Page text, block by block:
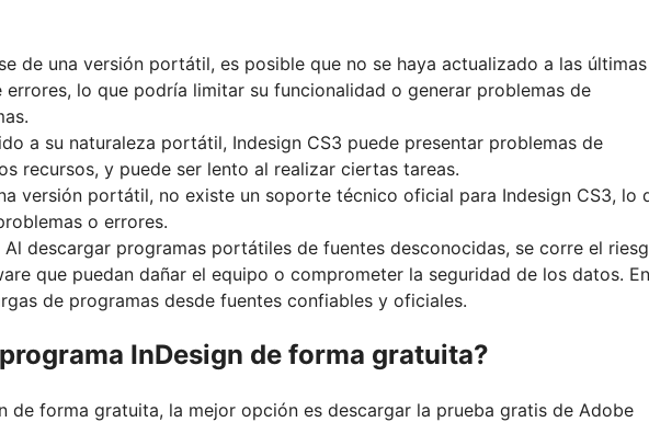
de una versión portátil, es posible que no se haya actualizado a las últimas
lo que podría limitar su funcionalidad o generar problemas de
a su naturaleza portátil, Indesign CS3 puede presentar problemas de
recursos, y puede ser lento al realizar ciertas tareas.
versión portátil, no existe un soporte técnico oficial para Indesign CS3, lo
o errores.
descargar programas portátiles de fuentes desconocidas, se corre el
que puedan dañar el equipo o comprometer la seguridad de los datos. En
de programas desde fuentes confiables y oficiales.
InDesign de forma gratuita?
de forma gratuita, la mejor opción es descargar la prueba gratis de Adobe